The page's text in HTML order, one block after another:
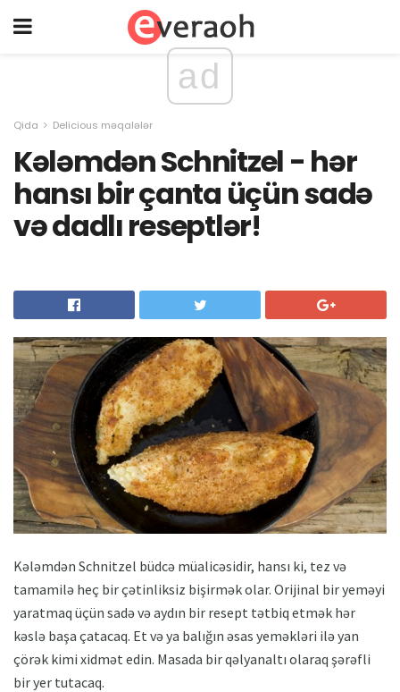
ad
Qida Delicious məqalələr
Kələmdən Schnitzel - hər
hansı bir çanta üçün sadə
və dadlı reseptlər!
Kələmdən Schnitzel büdcə müalicəsidir, hansı ki, tez və
tamamilə heç bir çətinliksiz bişirmək olar. Orijinal bir yeməyi
yaratmaq üçün sadə və aydın bir resept tətbiq etmək hər
kəslə başa çatacaq. Et və ya balığın əsas yeməkləri ilə yan
çörək kimi xidmət edin. Masada bir qəlyanaltı olaraq şərəfli
bir yer tutacaq.